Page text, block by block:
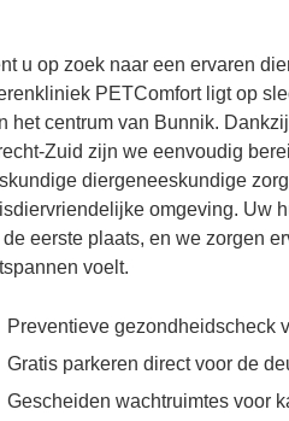
u op zoek naar een ervaren
PETComfort ligt op
het centrum van Bunnik.
Zuid zijn we eenvoudig
diergeneeskundige
omgeving. Uw
de eerste plaats, en we zorgen
voelt.
Preventieve gezondheidscheck
Gratis parkeren direct voor de
Gescheiden wachtruimtes voor